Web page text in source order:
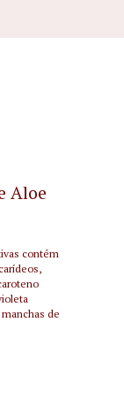
Aloe
contém
de